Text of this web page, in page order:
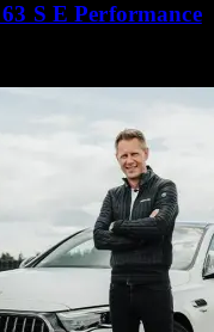
S E Performance